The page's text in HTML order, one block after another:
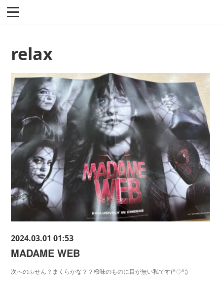
relax
2024.03.01 01:53
MADAME WEB
次へのふせん？まくらかな？？桜味のものに目が無い私です(^◇^;)